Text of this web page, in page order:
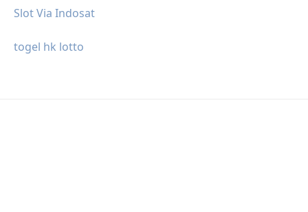
Slot Via Indosat
togel hk lotto